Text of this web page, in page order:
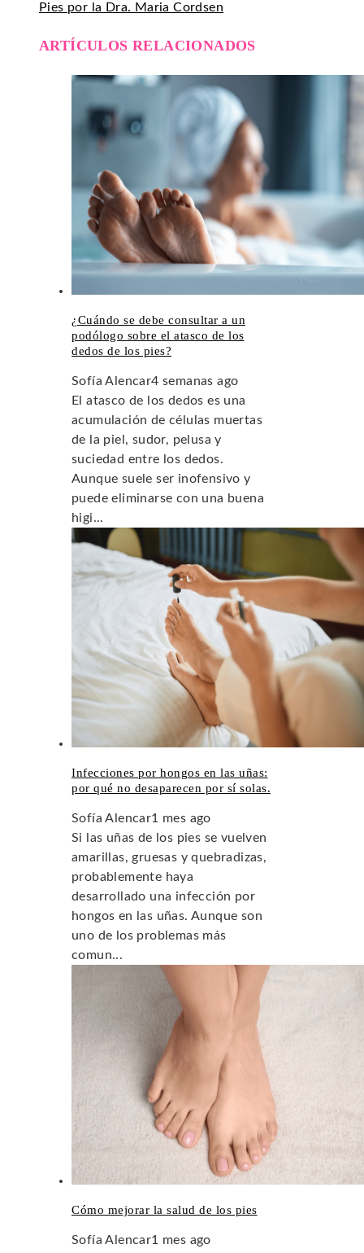
Pies por la Dra. Maria Cordsen
ARTÍCULOS RELACIONADOS
¿Cuándo se debe consultar a un
podólogo sobre el atasco de los
dedos de los pies?
Sofía Alencar4 semanas ago
El atasco de los dedos es una
acumulación de células muertas
de la piel, sudor, pelusa y
suciedad entre los dedos.
Aunque suele ser inofensivo y
puede eliminarse con una buena
higi...
Infecciones por hongos en las uñas:
por qué no desaparecen por sí solas.
Sofía Alencar1 mes ago
Si las uñas de los pies se vuelven
amarillas, gruesas y quebradizas,
probablemente haya
desarrollado una infección por
hongos en las uñas. Aunque son
uno de los problemas más
comun...
Cómo mejorar la salud de los pies
Sofía Alencar1 mes ago